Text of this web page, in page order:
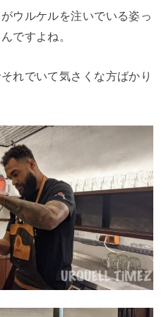
ウルケルを注いでいる姿っ
ですよね。
れでいて気さくな方ばかり